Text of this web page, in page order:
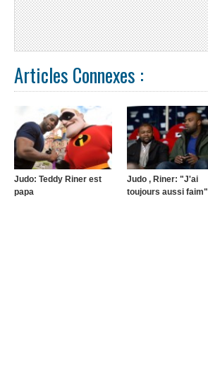
Articles Connexes :
Judo: Teddy Riner est
papa
Judo , Riner: "J'ai
toujours aussi faim"